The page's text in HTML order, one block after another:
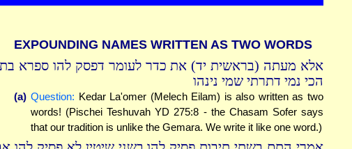
EXPOUNDING NAMES WRITTEN AS TWO WORDS
אלא מעתה (בראשית יד) את כדר לעומר דפסק להו ספרא
הכי נמי דתרתי שמי נינהו
(a) Question: Kedar La'omer (Melech Eilam) is also written as two
words! (Pischei Teshuvah YD 275:8 - the Chasam Sofer says
that our tradition is unlike the Gemara. We write it like one word.)